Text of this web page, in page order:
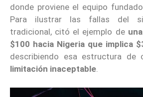
donde proviene el equipo
Para ilustrar las fallas del
tradicional, citó el ejemplo de
$100 hacia Nigeria que implica
describiendo esa estructura de
limitación inaceptable